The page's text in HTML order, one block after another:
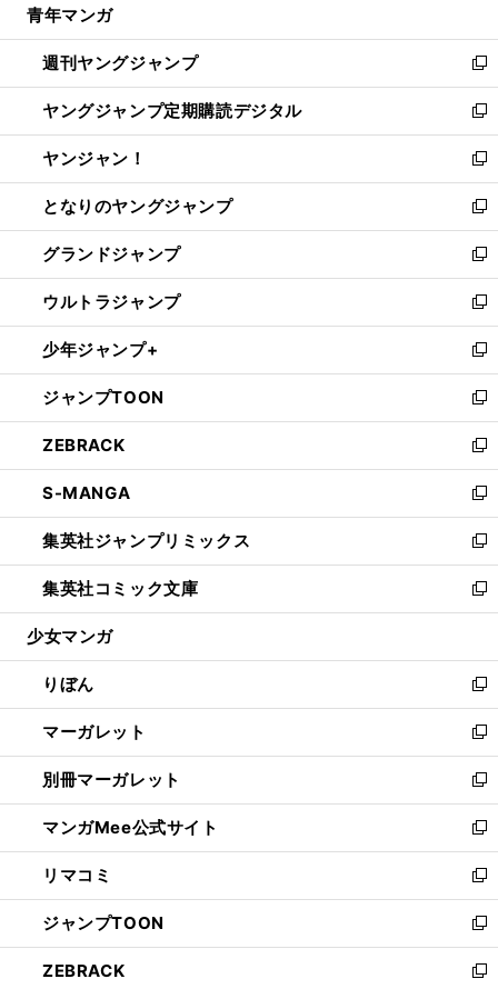
開
く
ウ
で
開
く
ン
ド
ウ
で
開
く
ウ
ィ
ン
ド
ウ
で
開
く
青年マンガ
週刊ヤングジャンプ
新
し
い
ウ
ィ
ン
ド
ウ
で
開
く
ヤングジャンプ定期購読デジタル
新
し
い
ウ
ィ
ン
ド
ウ
で
開
く
ヤンジャン！
新
し
い
ウ
ィ
ン
ド
ウ
で
開
く
となりのヤングジャンプ
新
し
い
ウ
ィ
ン
ド
ウ
で
開
く
グランドジャンプ
新
し
い
ウ
ィ
ン
ド
ウ
で
開
く
ウルトラジャンプ
新
し
い
ウ
ィ
ン
ド
ウ
で
開
く
少年ジャンプ+
新
し
い
ウ
ィ
ン
ド
ウ
で
開
く
ジャンプTOON
新
し
い
ウ
ィ
ン
ド
ウ
で
開
ZEBRACK
新
し
い
ウ
ィ
ン
ド
ウ
開
く
S-MANGA
新
し
い
ウ
ィ
ン
ウ
で
開
く
集英社ジャンプリミックス
新
し
い
ウ
ン
ド
ウ
で
開
く
集英社コミック文庫
新
し
ウ
ィ
ン
ド
ウ
で
開
く
少女マンガ
りぼん
新
し
い
ウ
ィ
ン
ド
ウ
で
開
く
マーガレット
新
し
い
ウ
ィ
ン
ド
ウ
で
開
く
別冊マーガレット
新
し
い
ウ
ィ
ン
ド
ウ
で
マンガMee公式サイト
新
し
い
ウ
ィ
ン
ド
リマコミ
新
し
い
ウ
ィ
ジャンプTOON
新
し
い
ZEBRACK 新